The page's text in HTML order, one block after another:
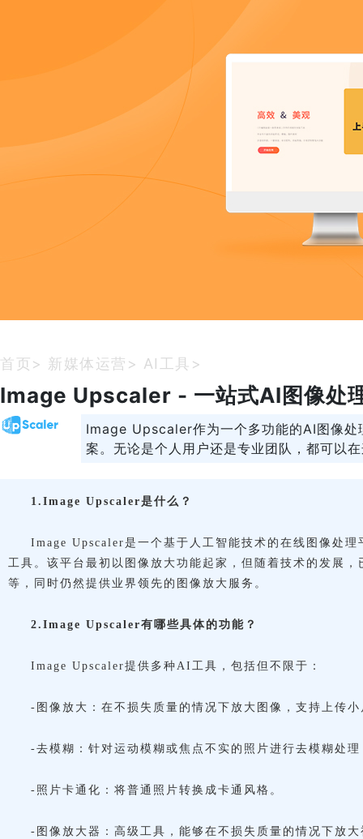
首页> 新媒体运营 > AI工具 >
Image Upscaler - 一站式AI图像处
Image Upscaler作为一个多功能的AI图像处
案。无论是个人用户还是专业团队，都可以
1.Image Upscaler是什么？
Image Upscaler是一个基于人工智能技术的在线图像处
工具。该平台最初以图像放大功能起家，但随着技术的发展
等，同时仍然提供业界领先的图像放大服务。
2.Image Upscaler有哪些具体的功能？
Image Upscaler提供多种AI工具，包括但不限于：
-图像放大：在不损失质量的情况下放大图像，支持上传
-去模糊：针对运动模糊或焦点不实的照片进行去模糊处
-照片卡通化：将普通照片转换成卡通风格。
-图像放大器：高级工具，能够在不损失质量的情况下放